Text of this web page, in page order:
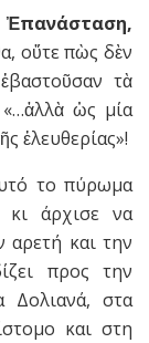
Ἐπανάσταση,
οὔτε πὼς δὲν
τὰ
«…ἀλλὰ ὡς μία
ἐλευθερίας»!
το πύρωμα
κι άρχισε να
αρετή και την
προς την
Δολιανά, στα
και στη